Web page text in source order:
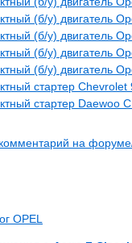
(б/у) двигатель
(б/у) двигатель
(б/у) двигатель
(б/у) двигатель
стартер
стартер Daewoo
на
OPEL